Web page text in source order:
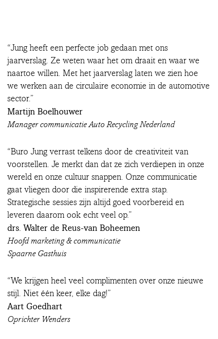
“Jung heeft een perfecte job gedaan met ons
jaarverslag. Ze weten waar het om draait en waar we
naartoe willen. Met het jaarverslag laten we zien hoe
we werken aan de circulaire economie in de automotive
sector.”
Martijn Boelhouwer
Manager communicatie Auto Recycling Nederland
“Buro Jung verrast telkens door de creativiteit van
voorstellen. Je merkt dan dat ze zich verdiepen in onze
wereld en onze cultuur snappen. Onze communicatie
gaat vliegen door die inspirerende extra stap.
Strategische sessies zijn altijd goed voorbereid en
leveren daarom ook echt veel op.”
drs. Walter de Reus-van Boheemen
Hoofd marketing & communicatie
Spaarne Gasthuis
“We krijgen heel veel complimenten over onze nieuwe
stijl. Niet één keer, elke dag!”
Aart Goedhart
Oprichter Wenders